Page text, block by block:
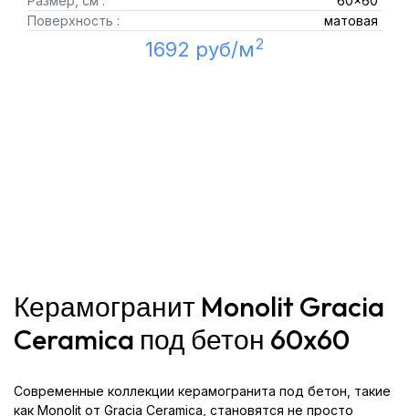
Поверхность :
матовая
1692 руб/м2
Керамогранит Monolit Gracia
Ceramica под бетон 60x60
Современные коллекции керамогранита под бетон, такие
как Monolit от Gracia Ceramica, становятся не просто